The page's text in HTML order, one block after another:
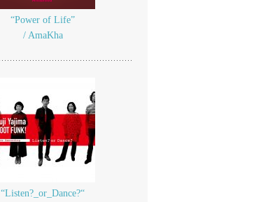
“Power of Life”
/ AmaKha
“Listen?_or_Dance?“